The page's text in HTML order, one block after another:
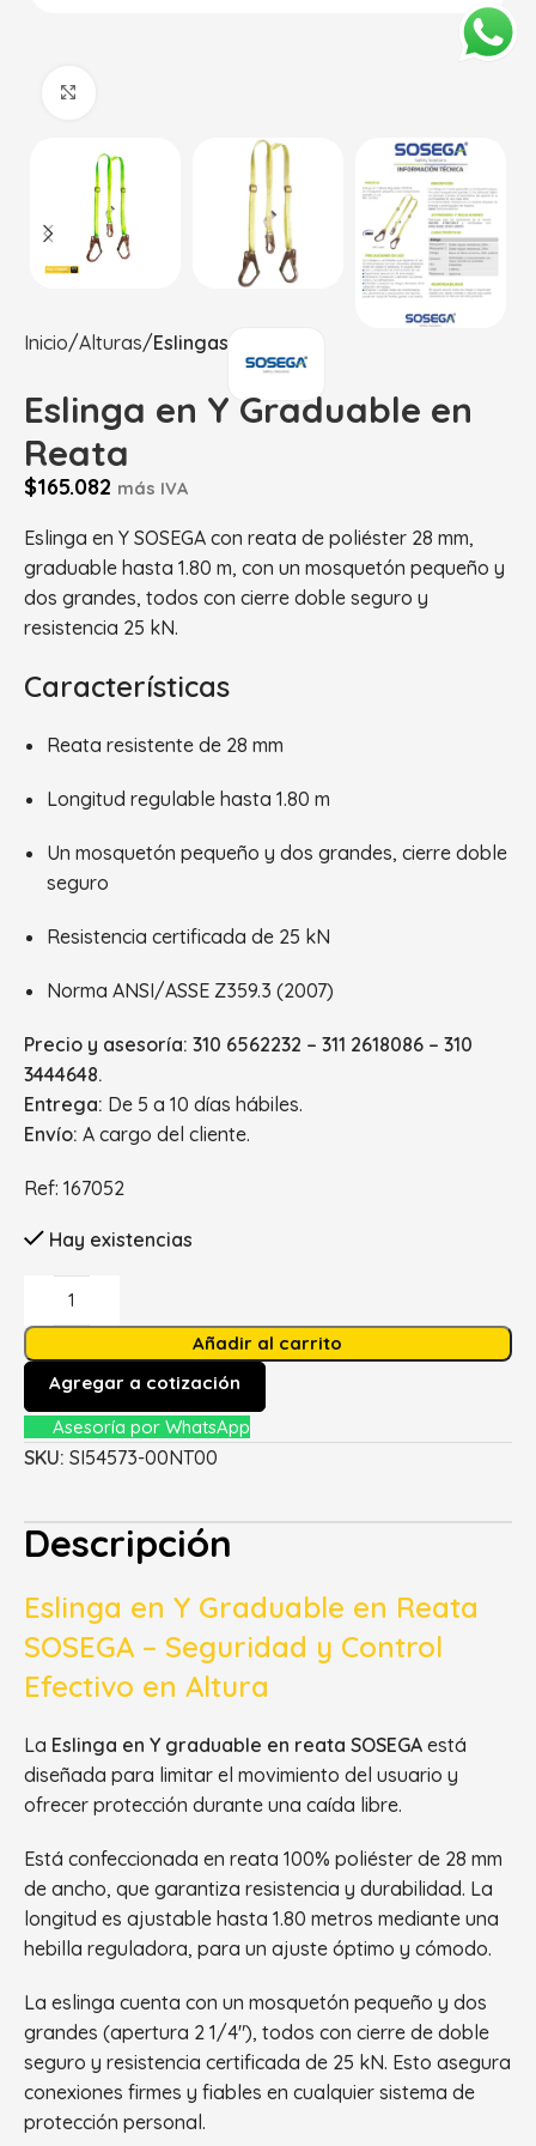
Inicio Alturas Eslingas
Eslinga en Y Graduable en
Reata
$165.082 más IVA
Eslinga en Y SOSEGA con reata de poliéster 28 mm,
graduable hasta 1.80 m, con un mosquetón pequeño y
dos grandes, todos con cierre doble seguro y
resistencia 25 kN.
Características
Reata resistente de 28 mm
Longitud regulable hasta 1.80 m
Un mosquetón pequeño y dos grandes, cierre doble
seguro
Resistencia certificada de 25 kN
Norma ANSI/ASSE Z359.3 (2007)
Precio y asesoría: 310 6562232 – 311 2618086 – 310
3444648.
Entrega: De 5 a 10 días hábiles.
Envío: A cargo del cliente.
Ref: 167052
Hay existencias
Añadir al carrito
Agregar a cotización
Asesoría por WhatsApp
SKU: SI54573-00NT00
Descripción
Eslinga en Y Graduable en Reata
SOSEGA – Seguridad y Control
Efectivo en Altura
La Eslinga en Y graduable en reata SOSEGA está
diseñada para limitar el movimiento del usuario y
ofrecer protección durante una caída libre.
Está confeccionada en reata 100% poliéster de 28 mm
de ancho, que garantiza resistencia y durabilidad. La
longitud es ajustable hasta 1.80 metros mediante una
hebilla reguladora, para un ajuste óptimo y cómodo.
La eslinga cuenta con un mosquetón pequeño y dos
grandes (apertura 2 1/4″), todos con cierre de doble
seguro y resistencia certificada de 25 kN. Esto asegura
conexiones firmes y fiables en cualquier sistema de
protección personal.